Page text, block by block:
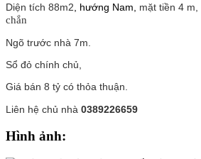
Diện tích 88m2, hướng Nam, mặt tiền 4 m,
chắn
Ngõ trước nhà 7m.
Sổ đỏ chính chủ,
Giá bán 8 tỷ có thỏa thuận.
Liên hệ chủ nhà 0389226659
Hình ảnh: